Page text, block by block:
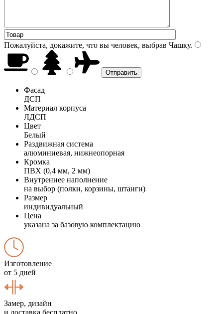
Пожалуйста, докажите, что вы человек, выбрав Чашку.
Фасад
ДСП
Материал корпуса
ЛДСП
Цвет
Белый
Раздвижная система
алюминиевая, нижнеопорная
Кромка
ПВХ (0,4 мм, 2 мм)
Внутреннее наполнение
на выбор (полки, корзины, штанги)
Размер
индивидуальный
Цена
указана за базовую комплектацию
Изготовление
от 5 дней
Замер, дизайн
и доставка бесплатно